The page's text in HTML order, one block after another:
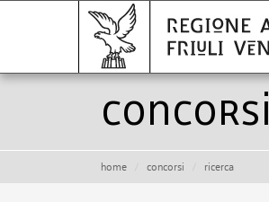
Concorsi
home concorsi ricerca